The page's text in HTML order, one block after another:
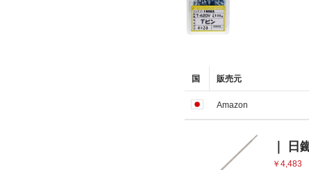
国 販売元
Amazon
｜
￥4,483